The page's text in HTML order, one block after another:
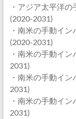
・アジア太平洋
(2020-2031)
・南米の手動イ
(2020-2031)
・南米の手動イ
2031)
・南米の手動イ
2031)
・南米の手動イ
2031)